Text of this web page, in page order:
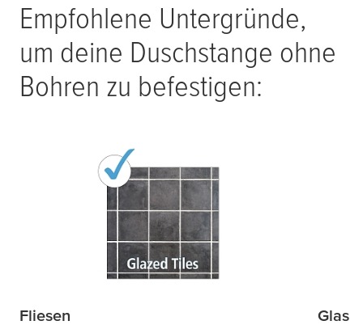
Empfohlene Untergründe,
um deine Duschstange ohne
Bohren zu befestigen:
Fliesen Glas